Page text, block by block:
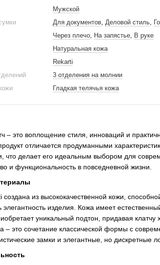
Мужской
Для документов, Деловой стиль,
Через плечо, На запястье, В руке
Натуральная кожа
Rekarti
3 отделения на молнии
Гладкая телячья кожа
– это воплощение стиля, инноваций и
отличается продуманными
что делает его идеальным выбором для
и функциональность в повседневной жизни.
из высококачественной кожи,
элегантность изделия. Кожа имеет
уникальный подтон, придавая клатчу
– это сочетание классической формы с
замки и элегантные, но дискретные